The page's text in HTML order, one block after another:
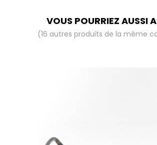
VOUS POURRIEZ AUSSI
(16 autres produits de la même